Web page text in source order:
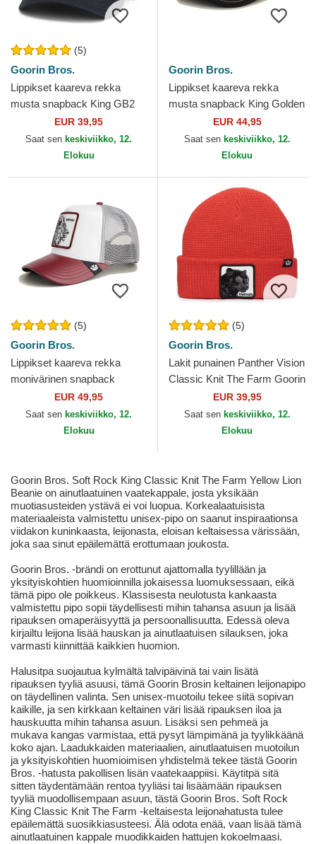
(5)
Goorin Bros.
Lippikset kaareva rekka
musta snapback King GB2
Lion The Rocker The Farm
Goorin Bros.
EUR 39,95
Saat sen keskiviikko, 12.
Elokuu
Goorin Bros.
Lippikset kaareva rekka
musta snapback King Golden
Suede The Farm Goorin
Bros.
EUR 44,95
Saat sen keskiviikko, 12.
Elokuu
(5)
Goorin Bros.
Lippikset kaareva rekka
monivärinen snapback
Empire Courtside The Farm
Goorin Bros.
EUR 49,95
Saat sen keskiviikko, 12.
Elokuu
(5)
Goorin Bros.
Lakit punainen Panther Vision
Classic Knit The Farm Goorin
EUR 39,95
Saat sen keskiviikko, 12.
Elokuu
Goorin Bros. Soft Rock King Classic Knit The Farm Yellow Lion
Beanie on ainutlaatuinen vaatekappale, josta yksikään
muotiasusteiden ystävä ei voi luopua. Korkealaatuisista
materiaaleista valmistettu unisex-pipo on saanut inspiraationsa
viidakon kuninkaasta, leijonasta, eloisan keltaisessa värissään,
joka saa sinut epäilemättä erottumaan joukosta.
Goorin Bros. -brändi on erottunut ajattomalla tyylillään ja
yksityiskohtien huomioinnilla jokaisessa luomuksessaan, eikä
tämä pipo ole poikkeus. Klassisesta neulotusta kankaasta
valmistettu pipo sopii täydellisesti mihin tahansa asuun ja lisää
ripauksen omaperäisyyttä ja persoonallisuutta. Edessä oleva
kirjailtu leijona lisää hauskan ja ainutlaatuisen silauksen, joka
varmasti kiinnittää kaikkien huomion.
Halusitpa suojautua kylmältä talvipäivinä tai vain lisätä
ripauksen tyyliä asuusi, tämä Goorin Brosin keltainen leijonapipo
on täydellinen valinta. Sen unisex-muotoilu tekee siitä sopivan
kaikille, ja sen kirkkaan keltainen väri lisää ripauksen iloa ja
hauskuutta mihin tahansa asuun. Lisäksi sen pehmeä ja
mukava kangas varmistaa, että pysyt lämpimänä ja tyylikkäänä
koko ajan. Laadukkaiden materiaalien, ainutlaatuisen muotoilun
ja yksityiskohtien huomioimisen yhdistelmä tekee tästä Goorin
Bros. -hatusta pakollisen lisän vaatekaappiisi. Käytitpä sitä
sitten täydentämään rentoa tyyliäsi tai lisäämään ripauksen
tyyliä muodollisempaan asuun, tästä Goorin Bros. Soft Rock
King Classic Knit The Farm -keltaisesta leijonahatusta tulee
epäilemättä suosikkiasusteesi. Älä odota enää, vaan lisää tämä
ainutlaatuinen kappale muodikkaiden hattujen kokoelmaasi.